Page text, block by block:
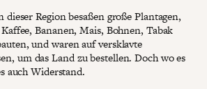
Region besaßen große Plantagen,
Bananen, Mais, Bohnen, Tabak
und waren auf versklavte
um das Land zu bestellen. Doch wo es
auch Widerstand.